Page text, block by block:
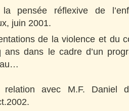
la pensée réflexive de
juin 2001.
de la violence et du
ans dans le cadre d’un
au…
relation avec M.F. Daniel